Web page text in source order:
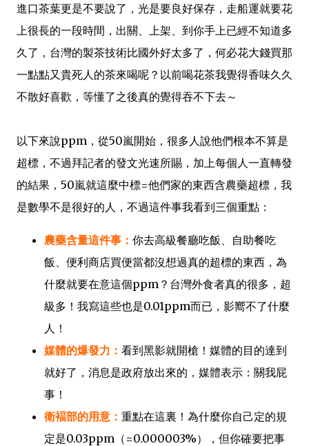
進口茶葉更是不要說了，光是要良好保存，走船運就要花
上很長的一段時間，出關、上架、到你手上已經不知道多
久了，台灣的製茶技術比國外好太多了，何必花大錢買那
一點點又貴死人的茶來喝呢？以前喝花茶我覺得香味久久
不散好喜歡，等懂了之後真的覺得吞不下去～
以下來說ppm，從50嵐開始，很多人說他們根本不算是
超標，不過拜記者的發文光速所賜，加上每個人一直轉發
的結果，50嵐就這麼中標=他們家的東西含農藥超標，我
是數學不是很好的人，不過這件事我看到三個重點：
農藥含量這件事： 你去高級餐廳吃飯、自助餐吃
飯、便利商店買便當都沒想過真的超標的東西，為
什麼就要在意這個ppm？台灣外食者真的很多，超
級多！我寫這些也是0.01ppm而已，影嚮不了什麼
人！
媒體的爆發力： 看到黑影就開槍！媒體的目的達到
就好了，消息是政府放出來的，媒體表示：關我屁
事！
衛褔部的用意： 重點在這裏！為什麼你自己定的規
定是0.03ppm（=0.000003%），但你確要把事